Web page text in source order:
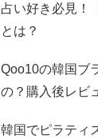
占い好き必見！
とは？
Qoo10の韓国ブ
の？購入後レビ
韓国でピラティ